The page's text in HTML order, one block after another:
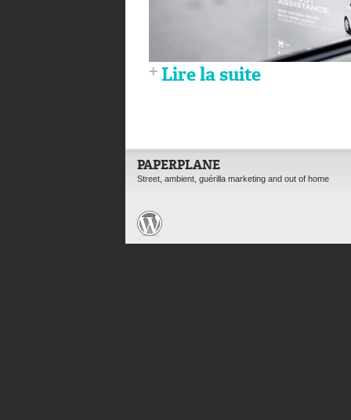
Lire la suite
PAPERPLANE
Street, ambient, guérilla marketing and out of home